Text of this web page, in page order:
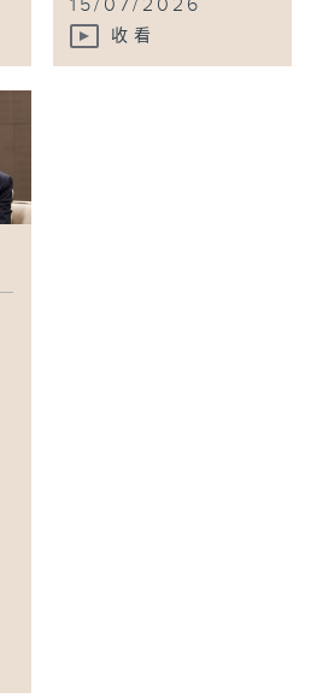
15/07/2026
收看